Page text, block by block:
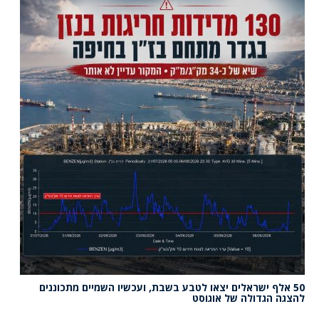
50 אלף ישראלים יצאו לטבע בשבת, ועכשיו השמיים מתכוננים
להצגה הגדולה של אוגוסט